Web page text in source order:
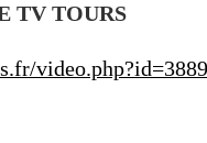
TV TOURS
video.ph​p?id=3889